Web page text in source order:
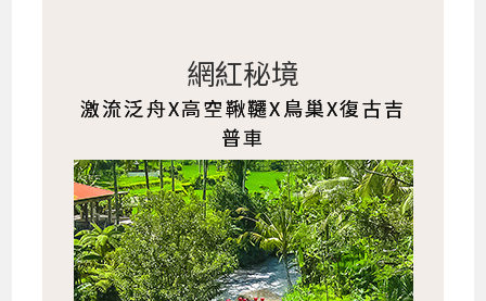
網紅秘境
激流泛舟X高空鞦韆X鳥巢X復古吉
普車